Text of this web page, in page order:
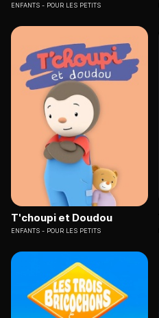
ENFANTS POUR LES PETITS
T'choupi et Doudou
ENFANTS POUR LES PETITS